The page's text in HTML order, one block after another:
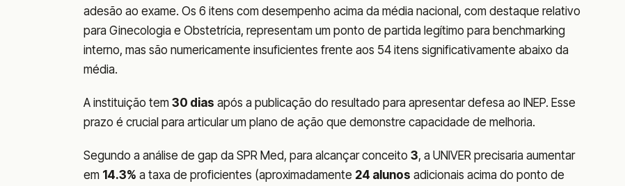
adesão ao exame. Os 6 itens com desempenho acima da média nacional, com destaque relativo
para Ginecologia e Obstetrícia, representam um ponto de partida legítimo para benchmarking
interno, mas são numericamente insuficientes frente aos 54 itens significativamente abaixo da
média.
A instituição tem 30 dias após a publicação do resultado para apresentar defesa ao INEP. Esse
prazo é crucial para articular um plano de ação que demonstre capacidade de melhoria.
Segundo a análise de gap da SPR Med, para alcançar conceito 3, a UNIVER precisaria aumentar
em 14.3% a taxa de proficientes (aproximadamente 24 alunos adicionais acima do ponto de